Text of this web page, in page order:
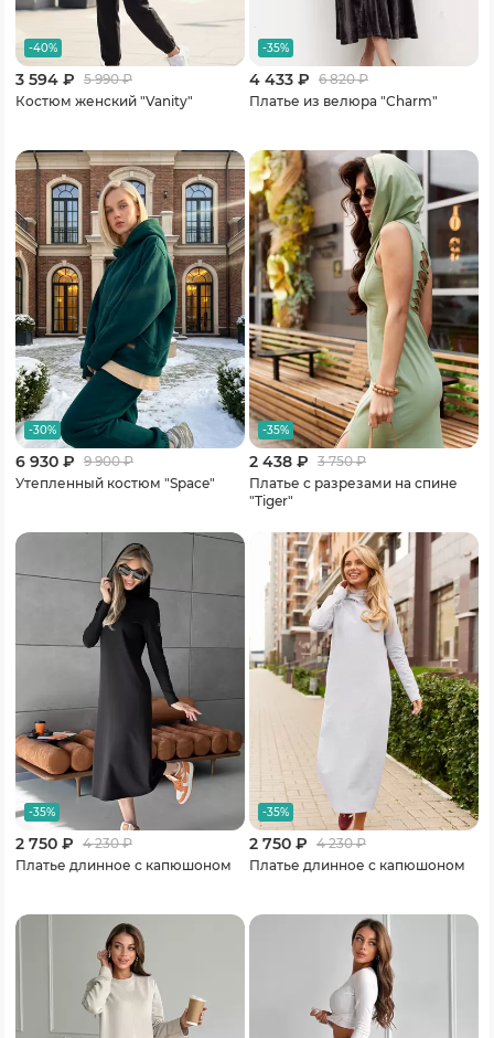
-40%
3 594 ₽ 5 990₽
Костюм женский "Vanity"
-35%
4 433 ₽ 6 820₽
Платье из велюра "Charm"
-30%
6 930 ₽ 9 900₽
Утепленный костюм "Space"
-35%
2 438 ₽ 3 750₽
Платье с разрезами на спине
"Tiger"
-35%
2 750 ₽ 4 230₽
Платье длинное с капюшоном
-35%
2 750 ₽ 4 230₽
Платье длинное с капюшоном